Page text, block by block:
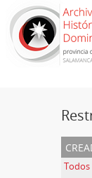
Todos